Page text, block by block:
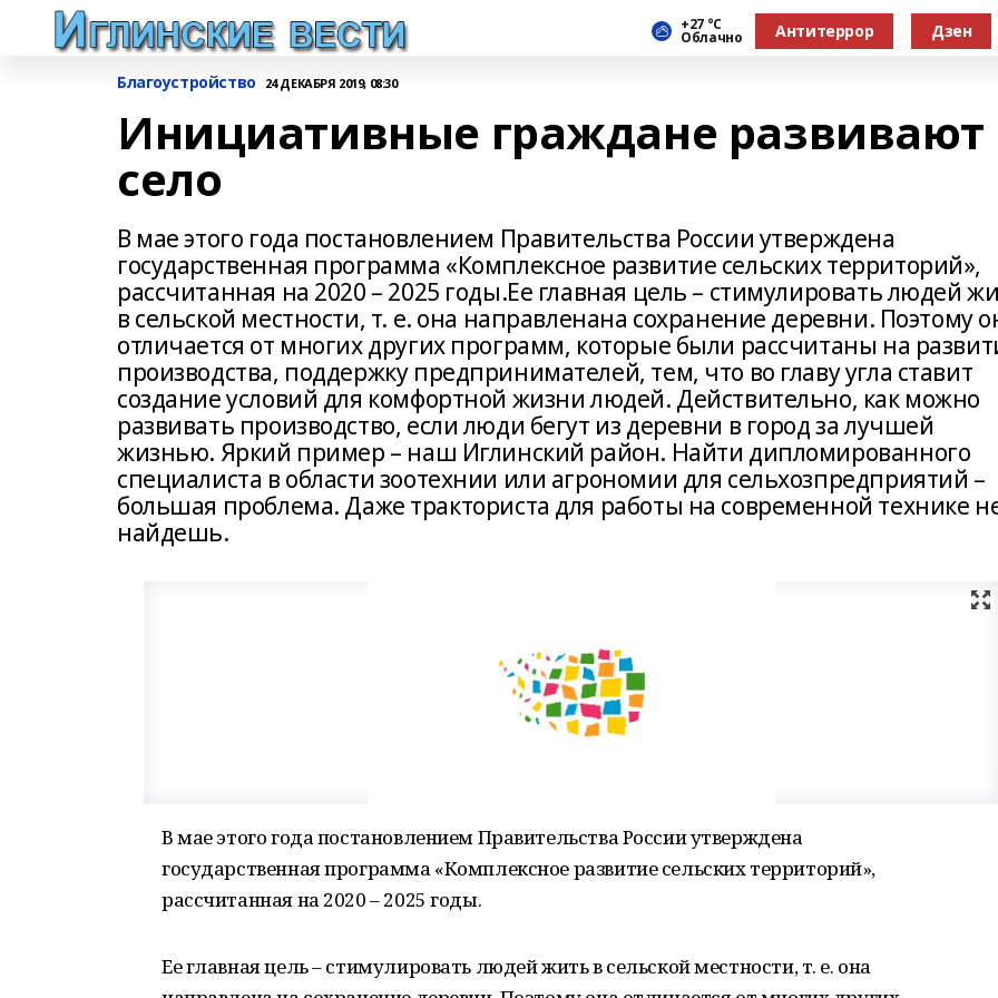
+27 °С
Облачно Антитеррор Дзен
Благоустройство 24 ДЕКАБРЯ 2019, 08:30
Инициативные граждане развивают
село
В мае этого года постановлением Правительства России утверждена
государственная программа «Комплексное развитие сельских территорий»,
рассчитанная на 2020 – 2025 годы.Ее главная цель – стимулировать людей
в сельской местности, т. е. она направленана сохранение деревни. Поэтому
отличается от многих других программ, которые были рассчитаны на
производства, поддержку предпринимателей, тем, что во главу угла ставит
создание условий для комфортной жизни людей. Действительно, как можно
развивать производство, если люди бегут из деревни в город за лучшей
жизнью. Яркий пример – наш Иглинский район. Найти дипломированного
специалиста в области зоотехнии или агрономии для сельхозпредприятий –
большая проблема. Даже тракториста для работы на современной технике
найдешь.
В мае этого года постановлением Правительства России утверждена
государственная программа «Комплексное развитие сельских территорий»,
рассчитанная на 2020 – 2025 годы.
Ее главная цель – стимулировать людей жить в сельской местности, т. е. она